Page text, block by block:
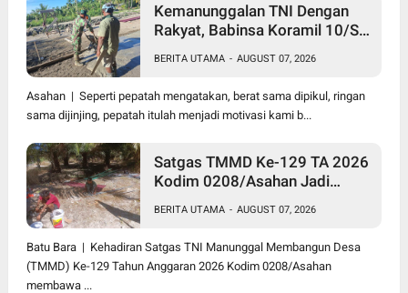
Kemanunggalan TNI Dengan
Rakyat, Babinsa Koramil 10/SK
(Cor) Bangun Rumah Warga
BERITA UTAMA - AUGUST 07, 2026
Asahan | Seperti pepatah mengatakan, berat sama dipikul, ringan
sama dijinjing, pepatah itulah menjadi motivasi kami b...
Satgas TMMD Ke-129 TA 2026
Kodim 0208/Asahan Jadi
Maghribi yang Mulai Rapuh
BERITA UTAMA - AUGUST 07, 2026
Batu Bara | Kehadiran Satgas TNI Manunggal Membangun Desa
(TMMD) Ke-129 Tahun Anggaran 2026 Kodim 0208/Asahan
membawa ...